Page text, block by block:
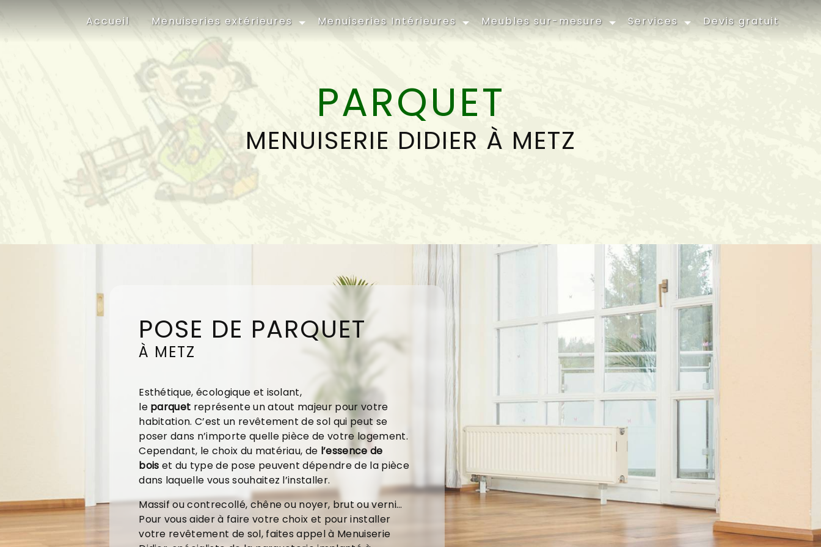
Accueil Menuiseries extérieures Menuiseries Intérieures Meubles sur-mesure Services Devis gratuit
PARQUET
MENUISERIE DIDIER À METZ
POSE DE PARQUET
À METZ
Esthétique, écologique et isolant,
le parquet représente un atout majeur pour votre
habitation. C’est un revêtement de sol qui peut se
poser dans n’importe quelle pièce de votre logement.
Cependant, le choix du matériau, de l’essence de
bois et du type de pose peuvent dépendre de la pièce
dans laquelle vous souhaitez l’installer.
Massif ou contrecollé, chêne ou noyer, brut ou verni…
Pour vous aider à faire votre choix et pour installer
votre revêtement de sol, faites appel à Menuiserie